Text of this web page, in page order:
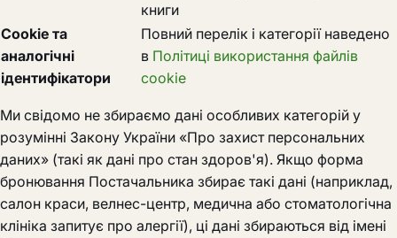
книги
Cookie та
аналогічні
ідентифікатори
Повний перелік і категорії наведено
в Політиці використання файлів
cookie
Ми свідомо не збираємо дані особливих категорій у
розумінні Закону України «Про захист персональних
даних» (такі як дані про стан здоров'я). Якщо форма
бронювання Постачальника збирає такі дані (наприклад,
салон краси, велнес-центр, медична або стоматологічна
клініка запитує про алергії), ці дані збираються від імені